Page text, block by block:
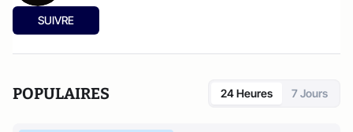
SUIVRE
POPULAIRES 24 Heures 7 Jours